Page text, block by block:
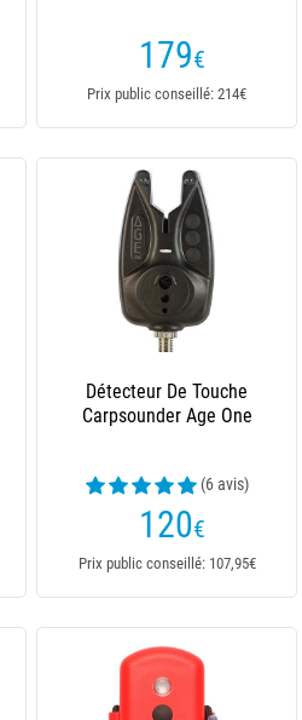
179€
Prix public conseillé: 214€
Détecteur De Touche
Carpsounder Age One
(6 avis)
120€
Prix public conseillé: 107,95€